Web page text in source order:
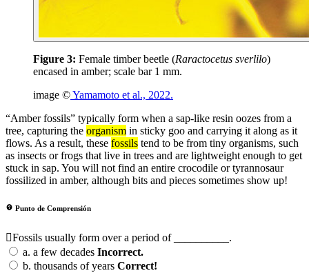
Figure 3: Female timber beetle (Raractocetus sverlilo)
encased in amber; scale bar 1 mm.
image ©Yamamoto et al., 2022.
“Amber fossils” typically form when a sap-like resin oozes from a
tree, capturing the organism in sticky goo and carrying it along as it
flows. As a result, these fossils tend to be from tiny organisms, such
as insects or frogs that live in trees and are lightweight enough to get
stuck in sap. You will not find an entire crocodile or tyrannosaur
fossilized in amber, although bits and pieces sometimes show up!
Punto de Comprensión
Fossils usually form over a period of __________.
a. a few decades Incorrect.
b. thousands of years Correct!